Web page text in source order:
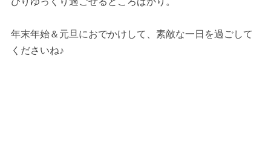
年末年始＆元旦におでかけして、素敵な一日を過ごして
くださいね♪